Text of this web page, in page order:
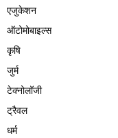
एजुकेशन
ऑटोमोबाइल्स
कृषि
जुर्म
टेक्नोलॉजी
ट्रैवल
धर्म